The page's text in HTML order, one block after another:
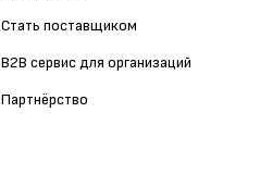
Стать поставщиком
B2B сервис для организаций
Партнёрство